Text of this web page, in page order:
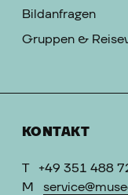
Bildanfragen
Gruppen &
KONTAKT
T
+49 351 488
M